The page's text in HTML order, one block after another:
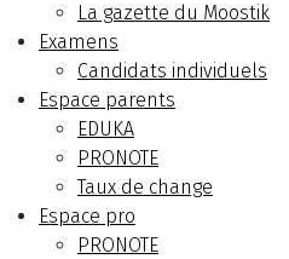
La gazette du Moostik
Examens
Candidats individuels
Espace parents
EDUKA
PRONOTE
Taux de change
Espace pro
PRONOTE